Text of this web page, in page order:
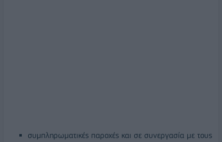
συμπληρωματικές παροχές και σε συνεργασία με τους